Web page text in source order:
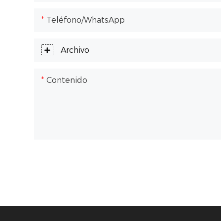
Teléfono/WhatsApp
Archivo
Contenido